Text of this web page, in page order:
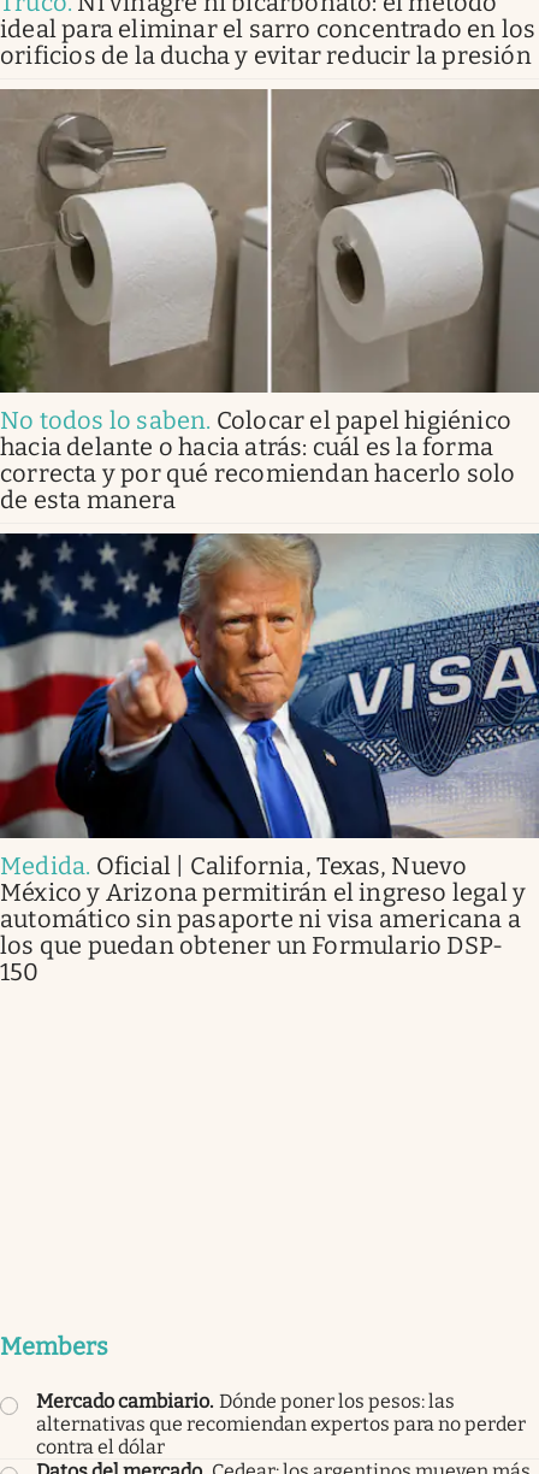
ideal para eliminar el sarro concentrado en los
orificios de la ducha y evitar reducir la presión
No todos lo saben. Colocar el papel higiénico
hacia delante o hacia atrás: cuál es la forma
correcta y por qué recomiendan hacerlo solo
de esta manera
Medida. Oficial | California, Texas, Nuevo
México y Arizona permitirán el ingreso legal y
automático sin pasaporte ni visa americana a
los que puedan obtener un Formulario DSP-
150
Members
Mercado cambiario. Dónde poner los pesos: las
alternativas que recomiendan expertos para no perder
contra el dólar